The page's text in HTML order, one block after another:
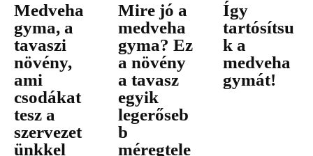
Medveha
gyma, a
tavaszi
növény,
ami
csodákat
tesz a
szervezet
ünkkel
Mire jó a
medveha
gyma? Ez
a növény
a tavasz
egyik
legerőseb
b
méregtele
Így
tartósítsu
k a
medveha
gymát!